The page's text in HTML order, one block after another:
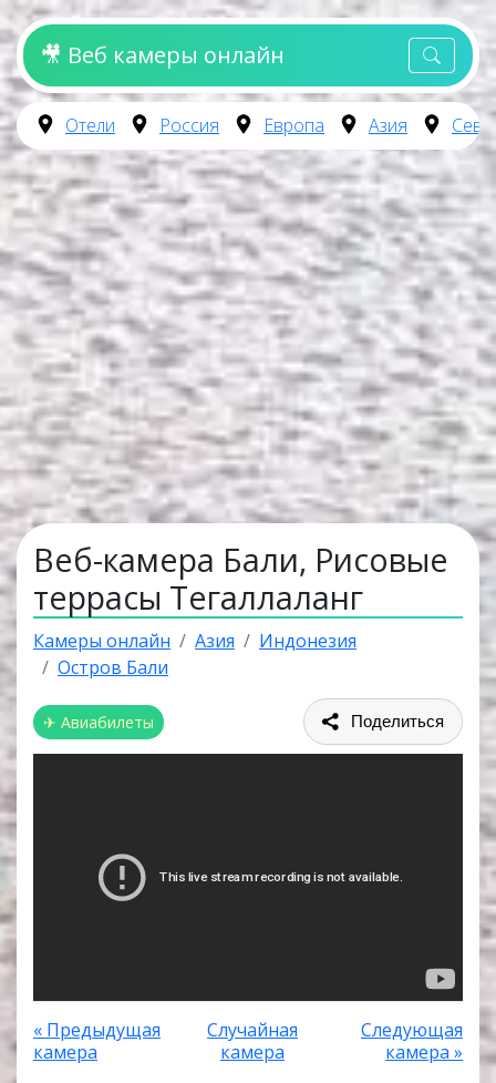
🎥 Веб камеры онлайн
Отели Россия Европа Азия
Веб-камера Бали, Рисовые
террасы Тегаллаланг
Камеры онлайн Азия
Индонезия
Остров Бали
✈ Авиабилеты Поделиться
« Предыдущая
камера
Случайная
камера
Следующая
камера »